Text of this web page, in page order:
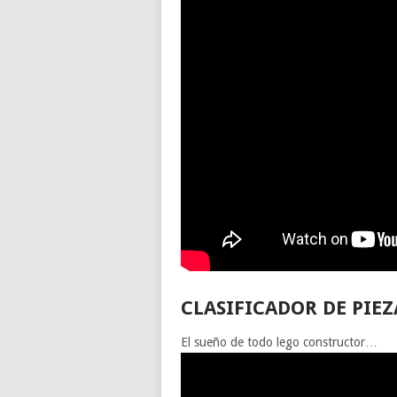
CLASIFICADOR DE
El sueño de todo lego constructor…